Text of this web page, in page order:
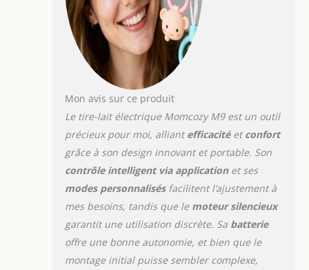
Mon avis sur ce produit
Le tire-lait électrique Momcozy M9 est un outil
précieux pour moi, alliantefficacitéetconfort
grâce à son design innovant et portable. Son
contrôle intelligent via applicationet ses
modes personnalisésfacilitent l’ajustement à
mes besoins, tandis que le moteur silencieux
garantit une utilisation discrète. Sa batterie
offre une bonne autonomie, et bien que le
montage initial puisse sembler complexe,